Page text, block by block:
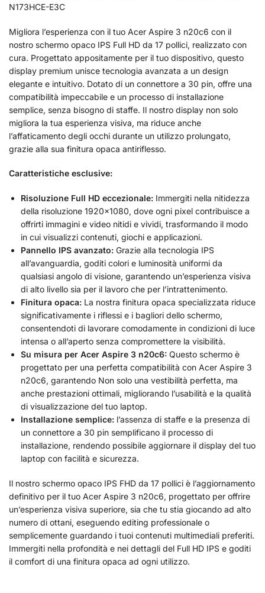
N173HCE-E3C
Migliora l’esperienza con il tuo Acer Aspire 3 n20c6 con il
nostro schermo opaco IPS Full HD da 17 pollici, realizzato con
cura. Progettato appositamente per il tuo dispositivo, questo
display premium unisce tecnologia avanzata a un design
elegante e intuitivo. Dotato di un connettore a 30 pin, offre una
compatibilità impeccabile e un processo di installazione
semplice, senza bisogno di staffe. Il nostro display non solo
migliora la tua esperienza visiva, ma riduce anche
l’affaticamento degli occhi durante un utilizzo prolungato,
grazie alla sua finitura opaca antiriflesso.
Caratteristiche esclusive:
Risoluzione Full HD eccezionale: Immergiti nella nitidezza
della risoluzione 1920×1080, dove ogni pixel contribuisce a
offrirti immagini e video nitidi e vividi, trasformando il modo
in cui visualizzi contenuti, giochi e applicazioni.
Pannello IPS avanzato: Grazie alla tecnologia IPS
all’avanguardia, goditi colori e luminosità uniformi da
qualsiasi angolo di visione, garantendo un’esperienza visiva
di alto livello sia per il lavoro che per l’intrattenimento.
Finitura opaca: La nostra finitura opaca specializzata riduce
significativamente i riflessi e i bagliori dello schermo,
consentendoti di lavorare comodamente in condizioni di luce
intensa o all’aperto senza compromettere la visibilità.
Su misura per Acer Aspire 3 n20c6: Questo schermo è
progettato per una perfetta compatibilità con Acer Aspire 3
n20c6, garantendo Non solo una vestibilità perfetta, ma
anche prestazioni ottimali, migliorando l’usabilità e la qualità
di visualizzazione del tuo laptop.
Installazione semplice: l’assenza di staffe e la presenza di
un connettore a 30 pin semplificano il processo di
installazione, rendendo possibile aggiornare il display del tuo
laptop con facilità e sicurezza.
Il nostro schermo opaco IPS FHD da 17 pollici è l’aggiornamento
definitivo per il tuo Acer Aspire 3 n20c6, progettato per offrire
un’esperienza visiva superiore, sia che tu stia giocando ad alto
numero di ottani, eseguendo editing professionale o
semplicemente guardando i tuoi contenuti multimediali preferiti.
Immergiti nella profondità e nei dettagli del Full HD IPS e goditi
il comfort di una finitura opaca ad ogni utilizzo.